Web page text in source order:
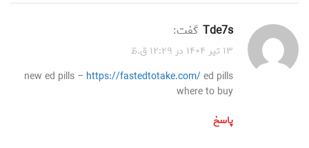
tde7s گفت:
۱۳ تیر ۱۴۰۴ در ۱۲:۲۹ ق.ظ
new ed pills – https://fastedtotake.com/ed pills
where to buy
پاسخ